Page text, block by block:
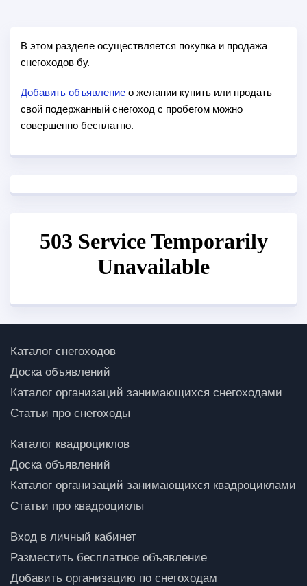
В этом разделе осуществляется покупка и продажа
снегоходов бу.
Добавить объявление о желании купить или продать
свой подержанный снегоход с пробегом можно
совершенно бесплатно.
Каталог снегоходов
Доска объявлений
Каталог организаций занимающихся снегоходами
Статьи про снегоходы
Каталог квадроциклов
Доска объявлений
Каталог организаций занимающихся квадроциклами
Статьи про квадроциклы
Вход в личный кабинет
Разместить бесплатное объявление
Добавить организацию по снегоходам